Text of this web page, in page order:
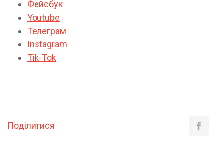
Фейсбук
Youtube
Телеграм
Instagram
Tik-Tok
Поділитися